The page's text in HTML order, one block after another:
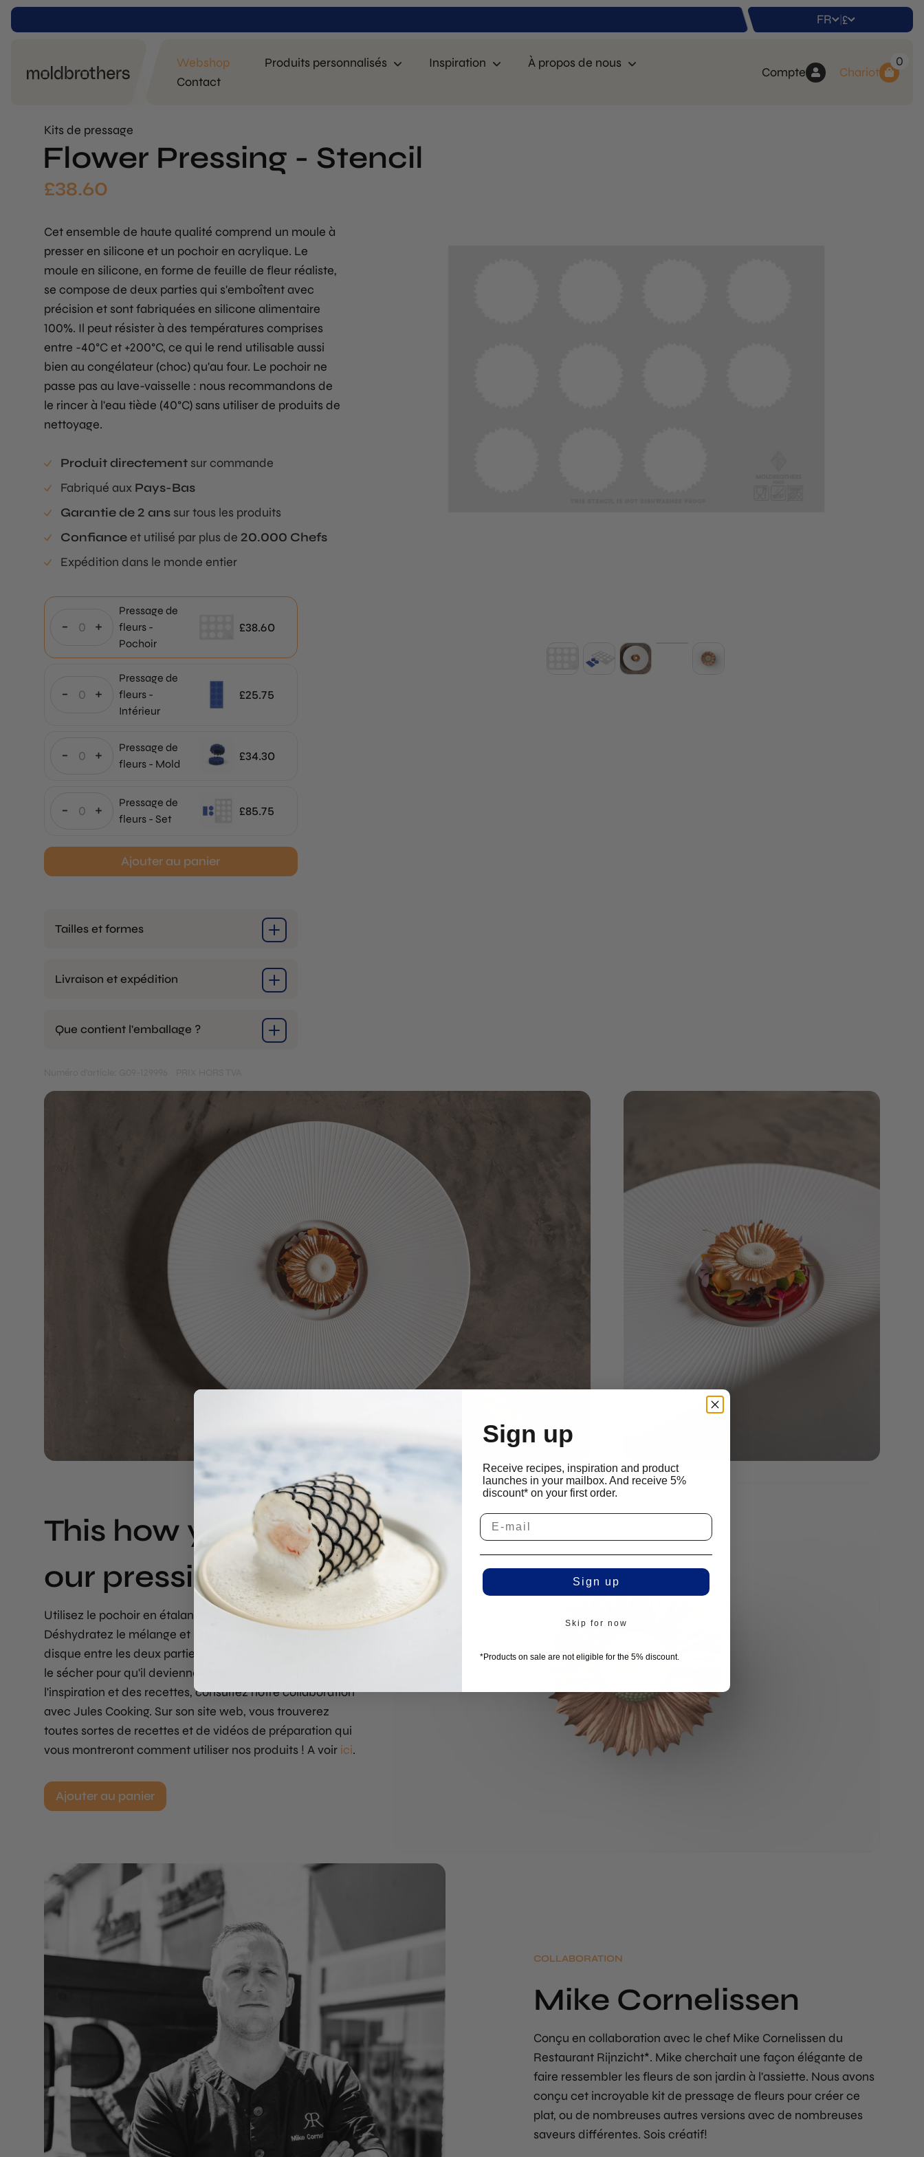
FR |£
Webshop Produits personnalisés Inspiration
À propos de nous
Contact
Compte
0
Chariot
Kits de pressage
Flower Pressing - Stencil
£38.60
Cet ensemble de haute qualité comprend un moule à
presser en silicone et un pochoir en acrylique. Le
moule en silicone, en forme de feuille de fleur réaliste,
se compose de deux parties qui s'emboîtent avec
précision et sont fabriquées en silicone alimentaire
100%. Il peut résister à des températures comprises
entre -40°C et +200°C, ce qui le rend utilisable aussi
bien au congélateur (choc) qu'au four. Le pochoir ne
passe pas au lave-vaisselle : nous recommandons de
le rincer à l'eau tiède (40°C) sans utiliser de produits de
nettoyage.
Produit directement sur commande
Fabriqué aux Pays-Bas
Garantie de 2 ans sur tous les produits
Confianceet utilisé par plus de 20.000 Chefs
Expédition dans le monde entier
- +
Pressage de
fleurs -
Pochoir
£38.60
- +
Pressage de
fleurs -
Intérieur
£25.75
- +
Pressage de
fleurs - Mold
£34.30
- +
Pressage de
fleurs - Set
£85.75
Ajouter au panier
Tailles et formes
Livraison et expédition
Que contient l'emballage ?
This how you use
our pressing kit
Utilisez le pochoir en étalant votre mélange sur le pochoir.
Déshydratez le mélange et pressez-le en plaçant le
disque entre les deux parties. Retirez le disque et laissez-
le sécher pour qu'il devienne croustillant. Pour trouver de
l'inspiration et des recettes, consultez notre collaboration
avec Jules Cooking. Sur son site web, vous trouverez
toutes sortes de recettes et de vidéos de préparation qui
vous montreront comment utiliser nos produits ! A voir ici.
Ajouter au panier
COLLABORATION
Mike Cornelissen
Conçu en collaboration avec le chef Mike Cornelissen du
Restaurant Rijnzicht*. Mike cherchait une façon élégante de
faire ressembler les fleurs de son jardin à l'assiette. Nous avons
conçu cet incroyable kit de pressage de fleurs pour créer ce
plat, ou de nombreuses autres versions avec de nombreuses
saveurs différentes. Sois créatif!
Sign up
Receive recipes, inspiration and product
launches in your mailbox. And receive 5%
discount* on your first order.
Sign up
Skip for now
*Products on sale are not eligible for the 5% discount.